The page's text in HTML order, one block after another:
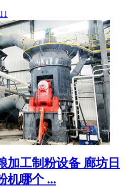
加工制粉设备 廊坊日
机哪个 ...